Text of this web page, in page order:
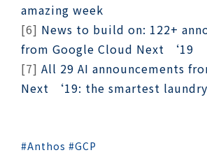
amazing week
[6] News to build on: 122+
from Google Cloud Next ‘19
[7] All 29 AI announcements
Next ‘19: the smartest
Anthos GCP